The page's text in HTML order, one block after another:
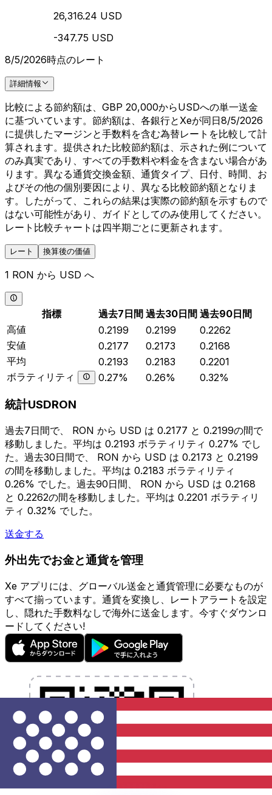
26,316.24 USD
-347.75 USD
8/5/2026時点のレート
詳細情報
比較による節約額は、GBP 20,000からUSDへの単一送金
に基づいています。節約額は、各銀行とXeが同日8/5/2026
に提供したマージンと手数料を含む為替レートを比較して計
算されます。提供された比較節約額は、示された例について
のみ真実であり、すべての手数料や料金を含まない場合があ
ります。異なる通貨交換金額、通貨タイプ、日付、時間、お
よびその他の個別要因により、異なる比較節約額となりま
す。したがって、これらの結果は実際の節約額を示すもので
はない可能性があり、ガイドとしてのみ使用してください。
レート比較チャートは四半期ごとに更新されます。
レート 換算後の価値
1 RON から USD へ
指標 過去7日間 過去30日間 過去90日間
高値
0.2199 0.2199
0.2262
安値
0.2177 0.2173
0.2168
平均
0.2193 0.2183
0.2201
ボラティリティ
0.27% 0.26% 0.32%
統計USDRON
過去7日間で、 RON から USD は 0.2177 と 0.2199の間で
移動しました。平均は 0.2193 ボラティリティ 0.27% でし
た。過去30日間で、 RON から USD は 0.2173 と 0.2199
の間を移動しました。平均は 0.2183 ボラティリティ
0.26% でした。過去90日間、 RON から USD は 0.2168
と 0.2262の間を移動しました。平均は 0.2201 ボラティリ
ティ 0.32% でした。
送金する
外出先でお金と通貨を管理
Xe アプリには、グローバル送金と通貨管理に必要なものが
すべて揃っています。通貨を変換し、レートアラートを設定
し、隠れた手数料なしで海外に送金します。今すぐダウンロ
ードしてください!